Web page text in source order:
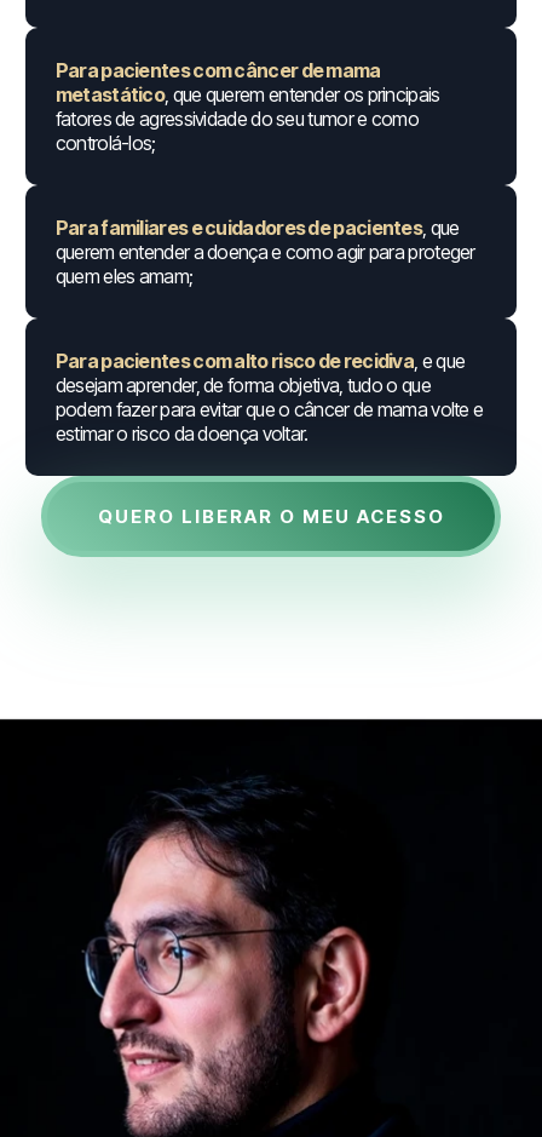
Para pacientes com câncer de mama
metastático, que querem entender os principais
fatores de agressividade do seu tumor e como
controlá-los;
Para familiares e cuidadores de pacientes, que
querem entender a doença e como agir para proteger
quem eles amam;
Para pacientes com alto risco de recidiva, e que
desejam aprender, de forma objetiva, tudo o que
podem fazer para evitar que o câncer de mama volte e
estimar o risco da doença voltar.
QUERO LIBERAR O MEU ACESSO